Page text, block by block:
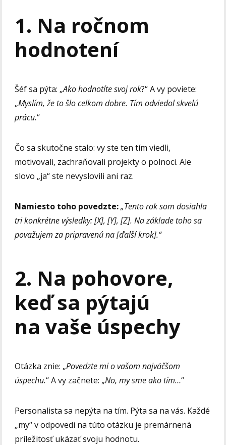
1. Na ročnom
hodnotení
Šéf sa pýta: „Ako hodnotíte svoj rok?“ A vy poviete:
„Myslím, že to šlo celkom dobre. Tím odviedol skvelú
prácu.“
Čo sa skutočne stalo: vy ste ten tím viedli,
motivovali, zachraňovali projekty o polnoci. Ale
slovo „ja“ ste nevyslovili ani raz.
Namiesto toho povedzte:„Tento rok som dosiahla
tri konkrétne výsledky: [X], [Y], [Z]. Na základe toho sa
považujem za pripravenú na [ďalší krok].“
2. Na pohovore,
keď sa pýtajú
na vaše úspechy
Otázka znie: „Povedzte mi o vašom najväčšom
úspechu.“ A vy začnete: „No, my sme ako tím…“
Personalista sa nepýta na tím. Pýta sa na vás. Každé
„my“ v odpovedi na túto otázku je premárnená
príležitosť ukázať svoju hodnotu.